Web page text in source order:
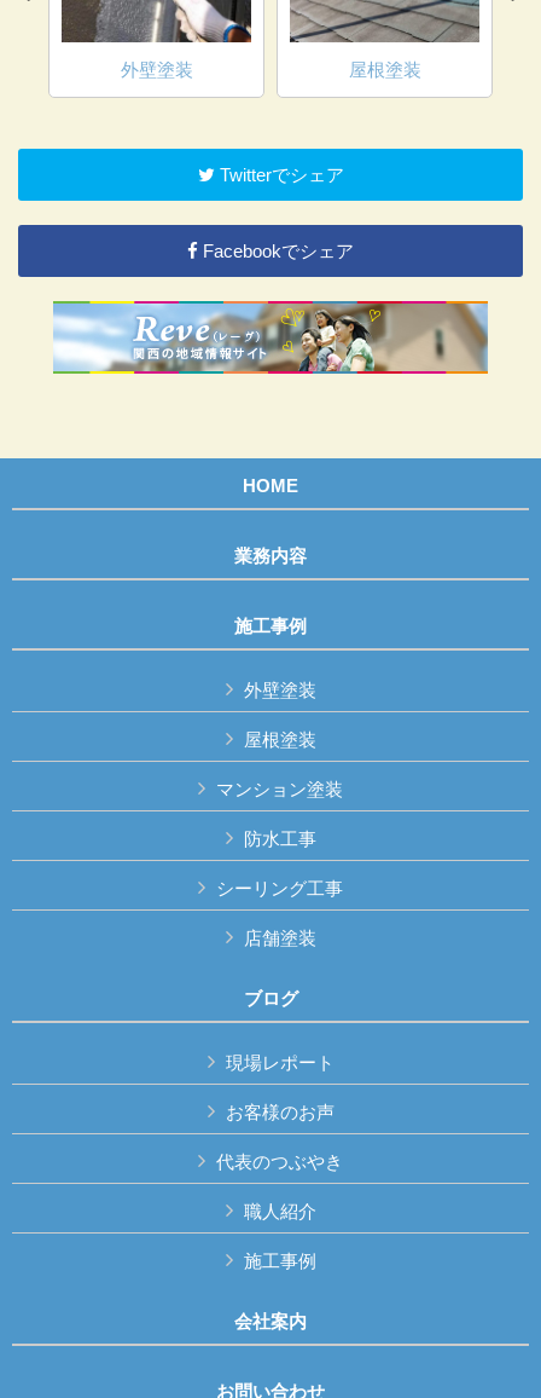
外壁塗装 屋根塗装
Twitterでシェア
Facebookでシェア
HOME
業務内容
施工事例
外壁塗装
屋根塗装
マンション塗装
防水工事
シーリング工事
店舗塗装
ブログ
現場レポート
お客様のお声
代表のつぶやき
職人紹介
施工事例
会社案内
お問い合わせ